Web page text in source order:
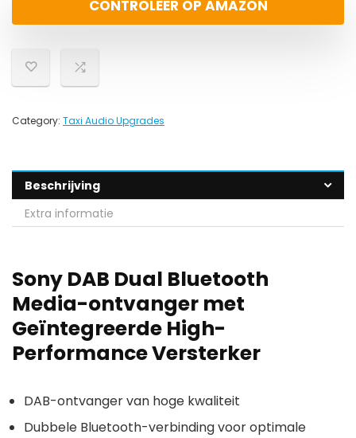
CONTROLEER OP AMAZON
Category: Taxi Audio Upgrades
Beschrijving
Extra informatie
Sony DAB Dual Bluetooth
Media-ontvanger met
Geïntegreerde High-
Performance Versterker
DAB-ontvanger van hoge kwaliteit
Dubbele Bluetooth-verbinding voor optimale